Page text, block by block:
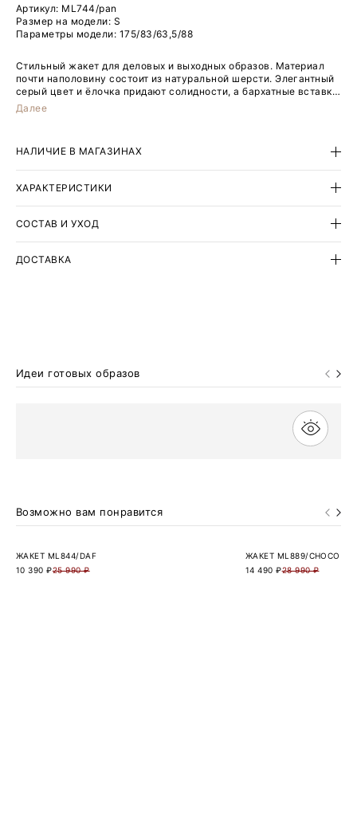
Артикул: ML744/pan
Размер на модели: S
Параметры модели: 175/83/63,5/88
Стильный жакет для деловых и выходных образов. Материал
почти наполовину состоит из натуральной шерсти. Элегантный
серый цвет и ёлочка придают солидности, а бархатные вставки
на воротнике и нарядные гербовые пуговицы в золотистом
цвете вносят нотку эстетства и создают ощущение праздника
спинке и спереди, а также расположение пуговиц и карманов
продуманы так, чтобы смоделировать изящные пропорции.
Широкие и длинные лацканы английского воротника визуально
вытягивают силуэт. Изделие выполнено на подкладке с
высоким содержанием вискозы.
Далее
НАЛИЧИЕ В МАГАЗИНАХ
ХАРАКТЕРИСТИКИ
СОСТАВ И УХОД
ДОСТАВКА
Идеи готовых образов
Возможно вам понравится
ЖАКЕТ ML844/DAF
25 990 ₽
10 390 ₽
ЖАКЕТ ML889/CHOCO
28 990 ₽
14 490 ₽